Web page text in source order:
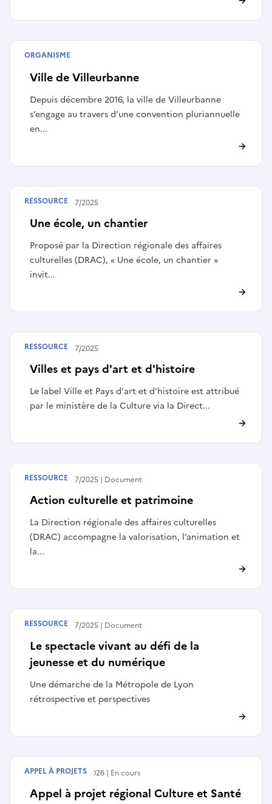
Ville de Villeurbanne
Depuis décembre 2016, la ville de Villeurbanne
s’engage au travers d’une convention pluriannuelle
en...
Collectivité
ORGANISME
Une école, un chantier
Proposé par la Direction régionale des affaires
culturelles (DRAC), « Une école, un chantier »
invit...
Publié le17/07/2025
RESSOURCE
Villes et pays d'art et d'histoire
Le label Ville et Pays d'art et d'histoire est attribué
par le ministère de la Culture via la Direct...
Publié le17/07/2025
RESSOURCE
Action culturelle et patrimoine
La Direction régionale des affaires culturelles
(DRAC) accompagne la valorisation, l’animation et
la...
Publié le17/07/2025 Document
RESSOURCE
Le spectacle vivant au défi de la
jeunesse et du numérique
Une démarche de la Métropole de Lyon
rétrospective et perspectives
Publié le17/07/2025 Document
RESSOURCE
Appel à projet régional Culture et Santé
Débute le15/06/2026 En cours
APPEL À PROJETS